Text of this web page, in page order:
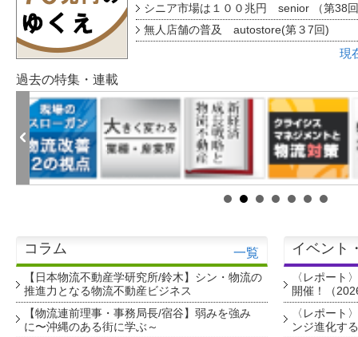
シニア市場は１００兆円 senior （第38
無人店舗の普及 autostore(第３7回)
現
過去の特集・連載
コラム 一覧
【日本物流不動産学研究所/鈴木】シン・物流の
推進力となる物流不動産ビジネス
【物流連前理事・事務局長/宿谷】弱みを強み
に〜沖縄のある街に学ぶ～
イベント
〈レポート
開催！（
〈レポート
ンジ進化す